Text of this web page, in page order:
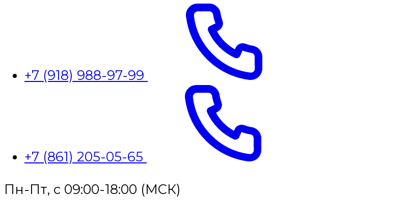
+7 (918) 988-97-99
+7 (861) 205-05-65
Пн-Пт, с 09:00-18:00 (МСК)